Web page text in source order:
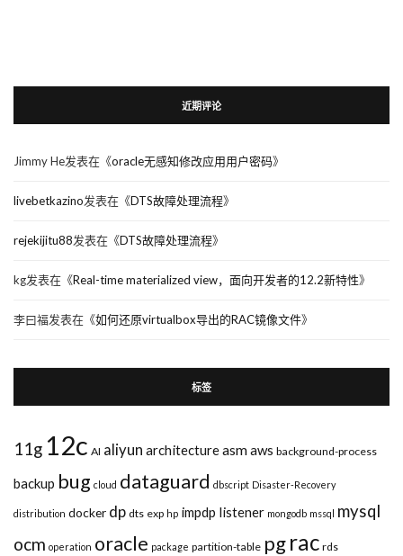
近期评论
Jimmy He发表在《oracle无感知修改应用用户密码》
livebetkazino发表在《DTS故障处理流程》
rejekijitu88发表在《DTS故障处理流程》
kg发表在《Real-time materialized view，面向开发者的12.2新特性》
李曰福发表在《如何还原virtualbox导出的RAC镜像文件》
标签
11g 12c AI aliyun architectureasmaws background-process
backup bug cloud dataguard dbscript Disaster-Recovery
distribution docker dp dts exp hp impdp listener mongodb mssql mysql
ocm operation oracle package partition-table pgrac rds